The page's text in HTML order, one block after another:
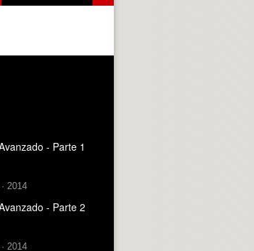
- Parte 1
2014
- Parte 2
2014